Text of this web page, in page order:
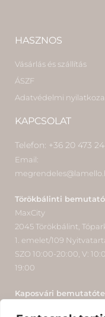
HASZNOS
Vásárlás és szállítás
ÁSZF
Adatvédelmi
KAPCSOLAT
Telefon: +36 20 473
Email:
Törökbálinti
MaxCity
2045 Törökbálint,
1. emelet/109
SZO 10:00-20:00, V:
19:00
Kaposvári